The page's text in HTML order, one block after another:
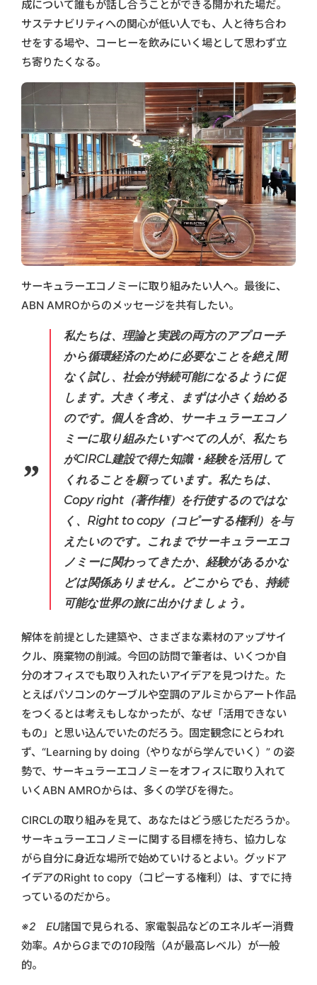
成について誰もが話し合うことができる開かれた場だ。
サステナビリティへの関心が低い人でも、人と待ち合わ
せをする場や、コーヒーを飲みにいく場として思わず立
ち寄りたくなる。
サーキュラーエコノミーに取り組みたい人へ。最後に、
ABN AMROからのメッセージを共有したい。
私たちは、理論と実践の両方のアプローチ
から循環経済のために必要なことを絶え間
なく試し、社会が持続可能になるように促
します。大きく考え、まずは小さく始める
のです。個人を含め、サーキュラーエコノ
ミーに取り組みたいすべての人が、私たち
がCIRCL建設で得た知識・経験を活用して
くれることを願っています。私たちは、
Copy right（著作権）を行使するのではな
く、Right to copy（コピーする権利）を与
えたいのです。これまでサーキュラーエコ
ノミーに関わってきたか、経験があるかな
どは関係ありません。どこからでも、持続
可能な世界の旅に出かけましょう。
解体を前提とした建築や、さまざまな素材のアップサイ
クル、廃棄物の削減。今回の訪問で筆者は、いくつか自
分のオフィスでも取り入れたいアイデアを見つけた。た
とえばパソコンのケーブルや空調のアルミからアート作品
をつくるとは考えもしなかったが、なぜ「活用できない
もの」と思い込んでいたのだろう。固定観念にとらわれ
ず、“Learning by doing（やりながら学んでいく）” の姿
勢で、サーキュラーエコノミーをオフィスに取り入れて
いくABN AMROからは、多くの学びを得た。
CIRCLの取り組みを見て、あなたはどう感じただろうか。
サーキュラーエコノミーに関する目標を持ち、協力しな
がら自分に身近な場所で始めていけるとよい。グッドア
イデアのRight to copy（コピーする権利）は、すでに持
っているのだから。
※2 EU諸国で見られる、家電製品などのエネルギー消費
効率。AからGまでの10段階（Aが最高レベル）が一般
的。